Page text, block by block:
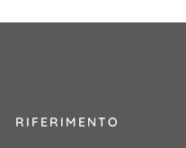
RIFERIMENTO